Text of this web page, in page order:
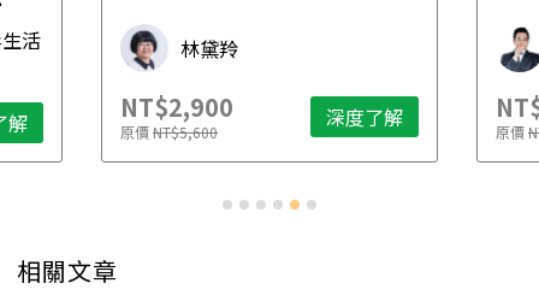
活
解
林黛羚
NT$2,900
原價NT$5,600 深度了解 原價
相關文章